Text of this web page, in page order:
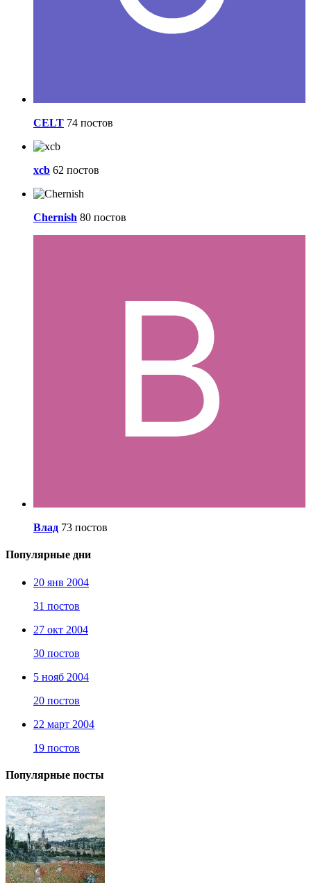
CELT 74 постов
xcb 62 постов
Chernish 80 постов
Влад 73 постов
Популярные дни
20 янв 2004
31 постов
27 окт 2004
30 постов
5 нояб 2004
20 постов
22 март 2004
19 постов
Популярные посты